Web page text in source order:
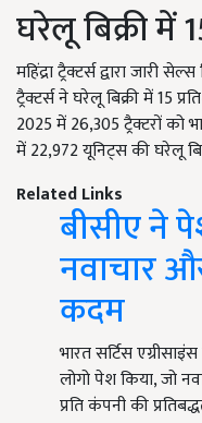
घरेलू बिक्री में
महिंद्रा ट्रैक्टर्स द्वारा जारी
ट्रैक्टर्स ने घरेलू बिक्री में 15
2025 में 26,305 ट्रैक्टरों को
में 22,972 यूनिट्स की घरेलू
Related Links
बीसीए ने
नवाचार
कदम
भारत सर्टिस
लोगो पेश किया, जो
प्रति कंपनी की